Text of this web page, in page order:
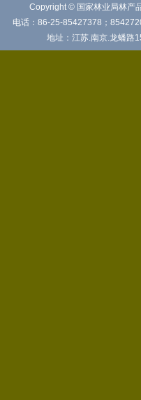
Copyright © 国家林业局林产
电话：86-25-85427378；
地址：江苏.南京.龙蟠路